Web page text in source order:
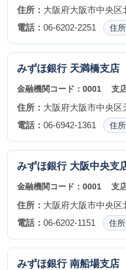
住所： 大阪府大阪市中央区
電話： 06-6202-2251 住
みずほ銀行 天満橋支店
金融機関コード： 0001 支
住所： 大阪府大阪市中央区
電話： 06-6942-1361 住
みずほ銀行 大阪中央支
金融機関コード： 0001 支
住所： 大阪府大阪市中央区
電話： 06-6202-1151 住
みずほ銀行 南船場支店